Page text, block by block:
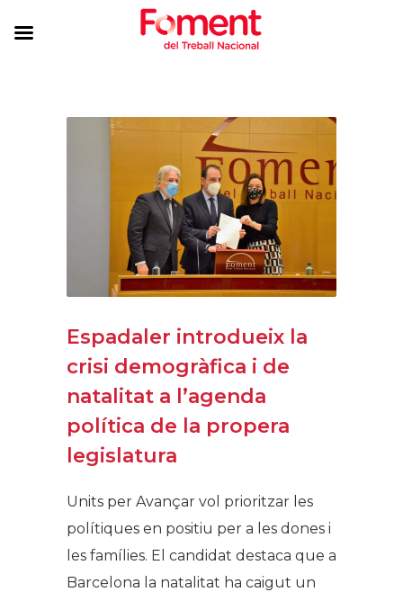
Espadaler introdueix la
crisi demogràfica i de
natalitat a l’agenda
política de la propera
legislatura
Units per Avançar vol prioritzar les
polítiques en positiu per a les dones i
les famílies. El candidat destaca que a
Barcelona la natalitat ha caigut un